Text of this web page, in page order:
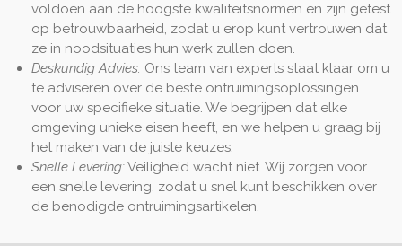
voldoen aan de hoogste kwaliteitsnormen en zijn getest
op betrouwbaarheid, zodat u erop kunt vertrouwen dat
ze in noodsituaties hun werk zullen doen.
Deskundig Advies: Ons team van experts staat klaar om u
te adviseren over de beste ontruimingsoplossingen
voor uw specifieke situatie. We begrijpen dat elke
omgeving unieke eisen heeft, en we helpen u graag bij
het maken van de juiste keuzes.
Snelle Levering:Veiligheid wacht niet. Wij zorgen voor
een snelle levering, zodat u snel kunt beschikken over
de benodigde ontruimingsartikelen.